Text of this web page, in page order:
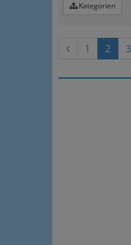
Kategorien
1 2 3